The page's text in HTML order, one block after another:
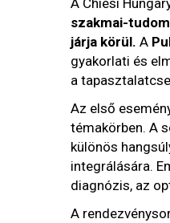
A Chiesi
szakmai-
járja körül. A
gyakorlati és
a
Az első
témakörben. A
különös
integrálására.
diagnózis, az
A